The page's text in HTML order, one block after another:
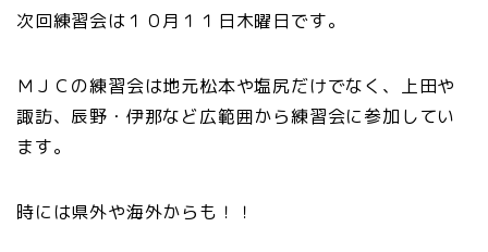
次回練習会は１０月１１日木曜日です。
ＭＪＣの練習会は地元松本や塩尻だけでなく、上田や
諏訪、辰野・伊那など広範囲から練習会に参加してい
ます。
時には県外や海外からも！！